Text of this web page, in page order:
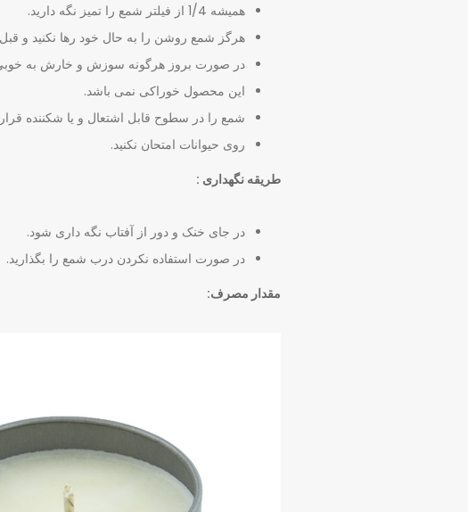
همیشه 1/4 از فیلتر شمع را تمیز نگه دارید.
هرگز شمع روشن را به حال خود رها نکنید و
در صورت بروز هرگونه سوزش و خارش به
این محصول خوراکی نمی باشد.
شمع را در سطوح قابل اشتعال و یا شکننده قرار
روی حیوانات امتحان نکنید.
طریقه نگهداری :
در جای خنک و دور از آفتاب نگه داری شود.
در صورت استفاده نکردن درب شمع را بگذارید.
مقدار مصرف: